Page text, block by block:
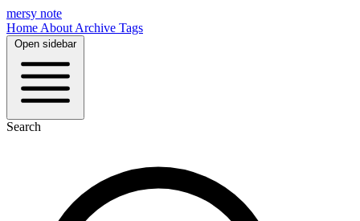
mersy note
Home About Archive Tags
Open sidebar
Search